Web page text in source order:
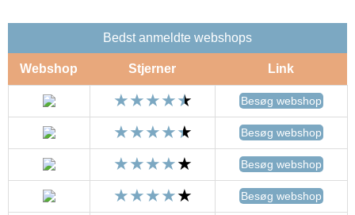
Bedst anmeldte webshops
Webshop Stjerner Link
Besøg webshop
Besøg webshop
Besøg webshop
Besøg webshop